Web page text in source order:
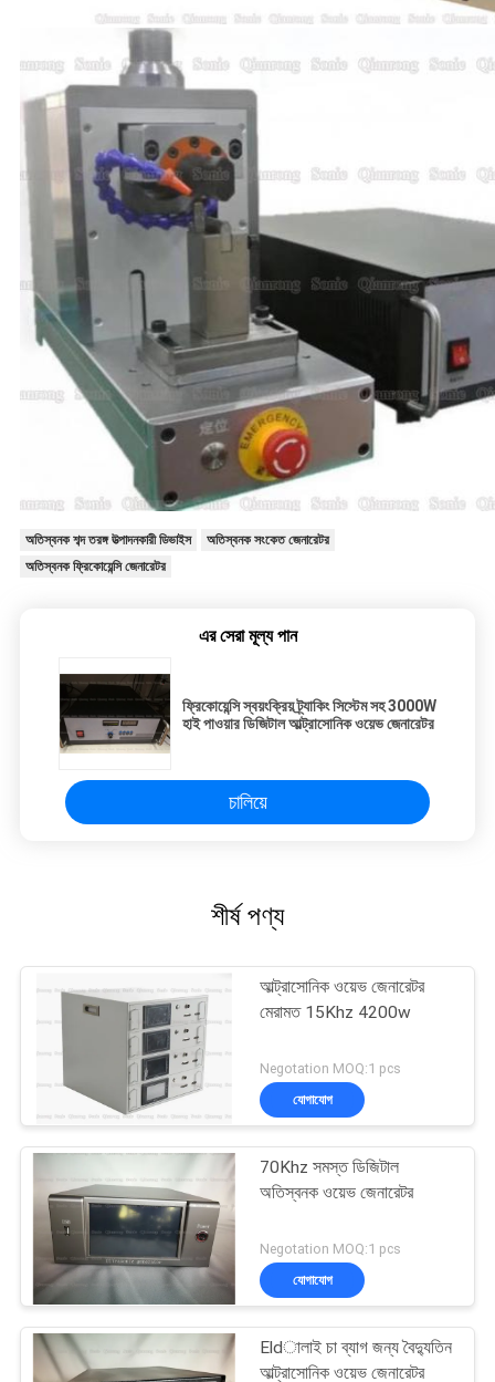
অতিস্বনক শব্দ তরঙ্গ উত্পাদনকারী ডিভাইস
অতিস্বনক সংকেত জেনারেটর
অতিস্বনক ফ্রিকোয়েন্সি জেনারেটর
এর সেরা মূল্য পান
ফ্রিকোয়েন্সি স্বয়ংক্রিয় ট্র্যাকিং সিস্টেম সহ 3000W
হাই পাওয়ার ডিজিটাল আল্ট্রাসোনিক ওয়েভ জেনারেটর
চালিয়ে
শীর্ষ পণ্য
আল্ট্রাসোনিক ওয়েভ জেনারেটর
মেরামত 15Khz 4200w
Negotation MOQ:1 pcs
যোগাযোগ
70Khz সমস্ত ডিজিটাল
অতিস্বনক ওয়েভ জেনারেটর
Negotation MOQ:1 pcs
যোগাযোগ
Eldালাই চা ব্যাগ জন্য বৈদ্যুতিন
আল্ট্রাসোনিক ওয়েভ জেনারেটর